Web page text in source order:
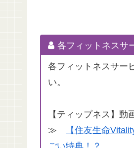
各フィットネスサ
各フィットネスサー
い。
【ティップネス】動
≫
【住友生命
ごい特典！？